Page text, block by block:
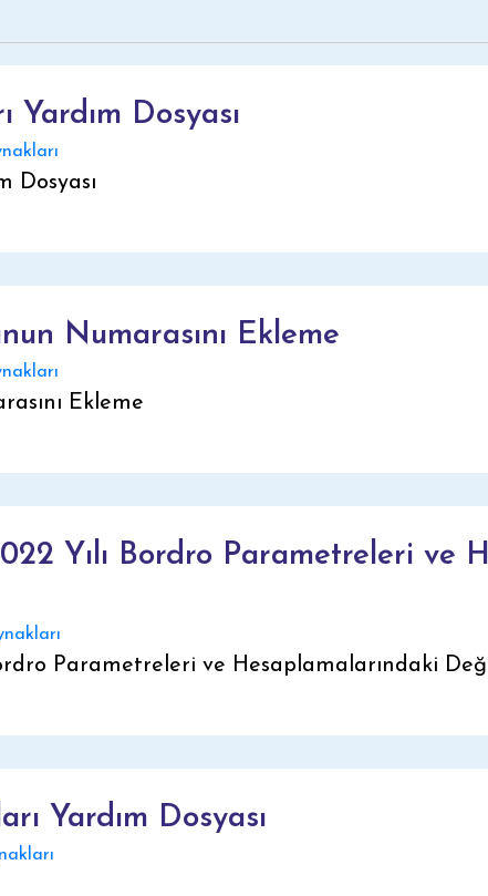
Dosyası
Dosyası
Numarasını Ekleme
Ekleme
Yılı Bordro Parametreleri ve
Parametreleri ve Hesaplamalarındaki
Yardım Dosyası